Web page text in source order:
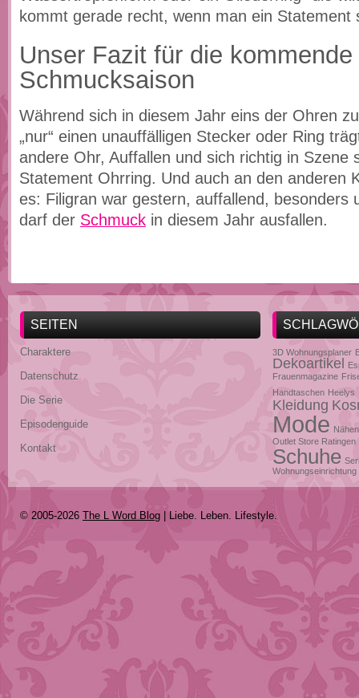
kommt gerade recht, wenn man ein Statement
Unser Fazit für die kommende
Schmucksaison
Während sich in diesem Jahr eins der Ohren
„nur“ einen unauffälligen Stecker oder Ring
andere Ohr, Auffallen und sich richtig in Szene
Statement Ohrring. Und auch an den anderen
es: Filigran war gestern, auffallend, besonders
darf der Schmuck in diesem Jahr ausfallen.
SEITEN
Charaktere
Datenschutz
Die Serie
Episodenguide
Kontakt
3D Wohnungsplaner
Dekoartikel
Frauenmagazine
Handtaschen Heelys
Kleidung
Mode Nähen
Outlet Store Ratingen
Schuhe
Wohnungseinrichtung
© 2005-2026 The L Word Blog | Liebe. Leben. Lifestyle.